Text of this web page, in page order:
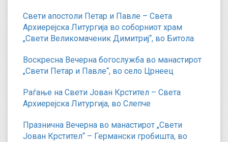
Свети апостоли Петар и Павле – Света
Архиерејска Литургија во соборниот храм
„Свети Великомаченик Димитриј“, во Битола
Воскресна Вечерна богослужба во манастирот
„Свети Петар и Павле“, во село Црнеец
Раѓање на Свети Јован Крстител – Света
Архиерејска Литургија, во Слепче
Празнична Вечерна во манастирот „Свети
Јован Крстител“ – Германски гробишта, во